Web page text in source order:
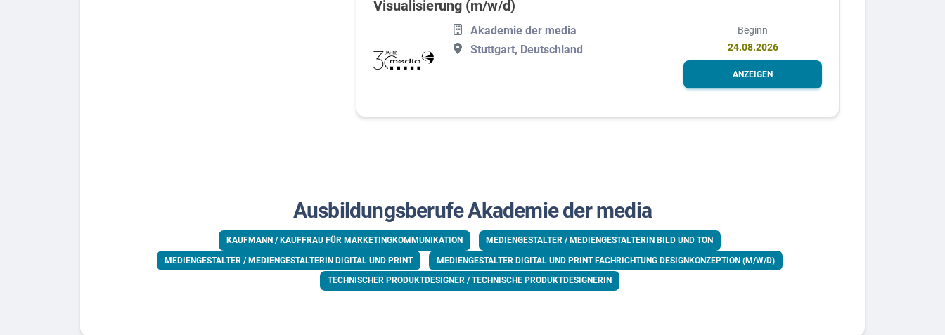
Visualisierung (m/w/d)
Akademie der media
Stuttgart, Deutschland
Beginn
24.08.2026
ANZEIGEN
Ausbildungsberufe Akademie der media
KAUFMANN / KAUFFRAU FÜR MARKETINGKOMMUNIKATION MEDIENGESTALTER / MEDIENGESTALTERIN BILD UND TON
MEDIENGESTALTER / MEDIENGESTALTERIN DIGITAL UND PRINT MEDIENGESTALTER DIGITAL UND PRINT FACHRICHTUNG DESIGNKONZEPTION (M/W/D)
TECHNISCHER PRODUKTDESIGNER / TECHNISCHE PRODUKTDESIGNERIN